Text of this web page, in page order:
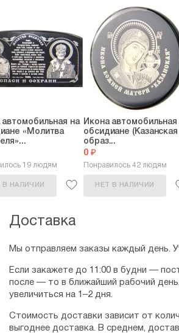
автомобильная на
«Молитва
19 людям
В НАЛИЧИИ
Икона автомобильная
обсидиане (Казанская
образ...
0 ₽
Понравилось 42 людям
НЕТ В НАЛИЧИИ
Доставка
Мы отправляем заказы каждый день.
Если закажете до 11:00 в будни —
после — то в ближайший рабочий
увеличиться на 1–2 дня.
Стоимость доставки зависит от
выгоднее доставка. В среднем,